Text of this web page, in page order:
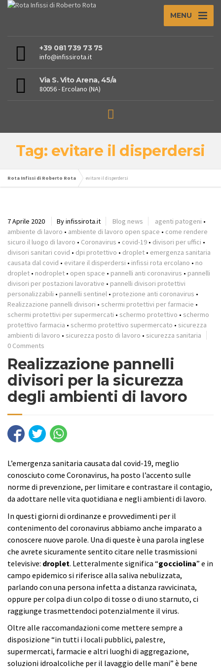
MENU
+39 081 739 73 75
info@infissirota.it
Via S. Vito Arena, 45/a
80056 - Ercolano (NA)
Tag: evitare il disperdersi
Rota Infissi di Roberto Rota evitare il disperdersi
7 Aprile 2020 By infissirota.it Blog news agenti patogeni •
ambiente di lavoro • ambiente di lavoro open space • come rendere
sicuro il luogo di lavoro • Coronavirus • covid-19 • divisori per uffici •
divisori sanitari covid • dpi protettivo • droplet • emergenza sanitaria
causata dal covid • evitare il disperdersi • infissi rota ercolano • no
droplet • nodroplet • open space • pannelli anti coronavirus • pannelli
divisori per postazioni lavorative • pannelli divisori protettivi
personalizzabili • pannelli sentinel • protezione anti coronavirus •
Realizzazione pannelli divisori • schermi protettivi per farmacie •
schermi protettivi per supermercati • schermo protettivo • schermo
protettivo farmacia • schermo protettivo supermercato • sicurezza
ambienti di lavoro • sicurezza posto di lavoro • sicurezza sanitaria
0 Comments
Realizzazione pannelli
divisori per la sicurezza
degli ambienti di lavoro
L’emergenza sanitaria causata dal covid-19, meglio
conosciuto come Coronavirus, ha posto l’accento sulle
norme di prevenzione, per limitare e contrastare il contagio,
da adottare nelle vita quotidiana e negli ambienti di lavoro.
In questi giorni di ordinanze e provvedimenti per il
contenimento del coronavirus abbiamo anche imparato a
conoscere nuove parole. Una di queste è una parola inglese
che avrete sicuramente sentito citare nelle trasmissioni
televisive: droplet. Letteralmente significa “gocciolina” e in
campo epidemico si riferisce alla saliva nebulizzata,
parlando con una persona infetta a distanza ravvicinata,
oppure per colpa di un colpo di tosse o di uno starnuto, ci
raggiunge trasmettendoci potenzialmente il virus.
Oltre alle raccomandazioni come mettere sempre a
disposizione “in tutti i locali pubblici, palestre,
supermercati, farmacie e altri luoghi di aggregazione,
soluzioni idroalcoliche per il lavaggio delle mani” è bene